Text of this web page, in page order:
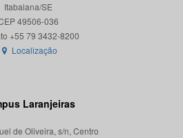
Itabaiana/SE
49506-036
Localização
Laranjeiras
de Oliveira, s/n, Centro